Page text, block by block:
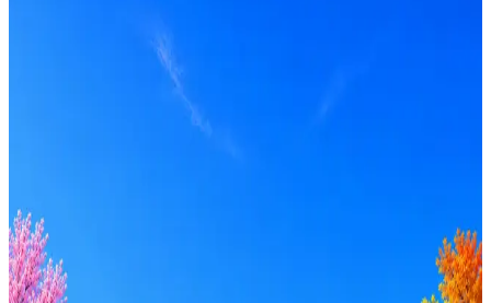
Оффер быстрее с Эйч